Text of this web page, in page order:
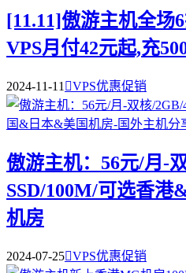
[11.11]傲游主机全场
VPS月付42元起,充
2024-11-11 VPS优惠促销
傲游主机：56元/月-
SSD/100M/可选香
机房
2024-07-25VPS优惠促销